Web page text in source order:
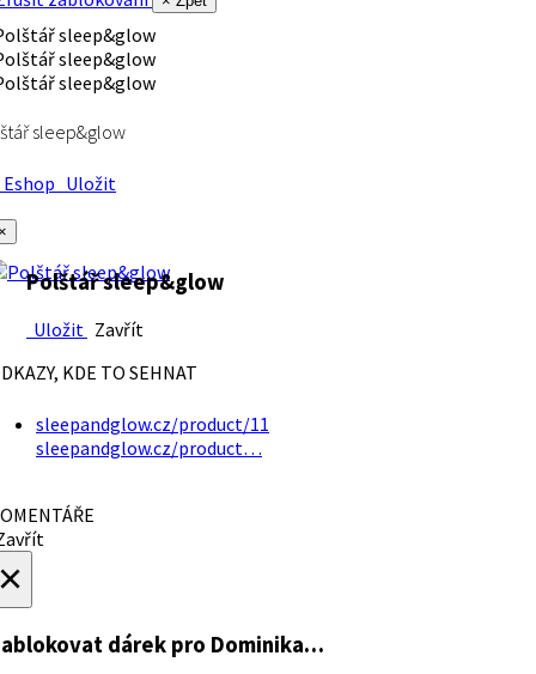
sleep&glow
Uložit
Polštář sleep&glow
Uložit Zavřít
KDE TO SEHNAT
sleepandglow.cz/product/11
sleepandglow.cz/product…
dárek pro Dominika…